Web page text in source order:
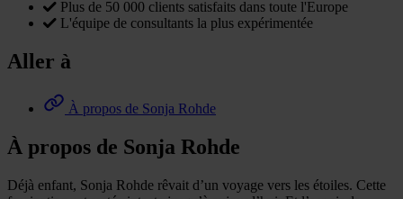
Plus de 50 000 clients satisfaits dans toute l'Europe
L'équipe de consultants la plus expérimentée
Aller à
À propos de Sonja Rohde
À propos de Sonja Rohde
Déjà enfant, Sonja Rohde rêvait d’un voyage vers les étoiles. Cette